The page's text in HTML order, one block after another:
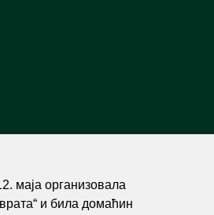
маја организовала
и била домаћин